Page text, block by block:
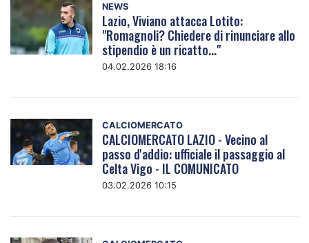
NEWS
Lazio, Viviano attacca Lotito:
"Romagnoli? Chiedere di rinunciare allo
stipendio è un ricatto..."
04.02.2026 18:16
CALCIOMERCATO
CALCIOMERCATO LAZIO - Vecino al
passo d'addio: ufficiale il passaggio al
Celta Vigo - IL COMUNICATO
03.02.2026 10:15